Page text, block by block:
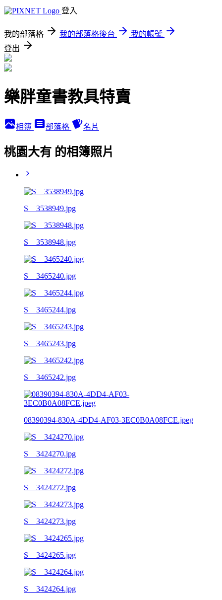
登入
我的部落格 我的部落格後台
我的帳號
登出
樂胖童書教具特賣
相簿 部落格 名片
桃園大有 的相簿照片
S__3538949.jpg
S__3538948.jpg
S__3465240.jpg
S__3465244.jpg
S__3465243.jpg
S__3465242.jpg
08390394-830A-4DD4-AF03-3EC0B0A08FCE.jpeg
S__3424270.jpg
S__3424272.jpg
S__3424273.jpg
S__3424265.jpg
S__3424264.jpg